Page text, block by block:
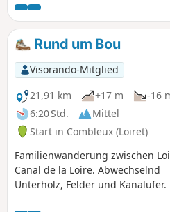
seine Schleusen, seine Fauna,
und schließlich den steinernen
der Annäherung an das Dorf
Februar 2023 wurde mir
entlang des Kanals wegen
Zeit gesperrt ist (kein Enddatum
Rund um Bou
Visorando-Mitglied
21,91 km
+17 m
-16
6:20 Std.
Mittel
Start in Combleux (Loiret)
Familienwanderung zwischen
Canal de la Loire. Abwechselnd
Unterholz, Felder und Kanalufer.